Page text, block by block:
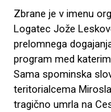
Zbrane je v imenu
Logatec Jože
prelomnega
program med
Sama spominska
teritorialcema
tragično umrla na